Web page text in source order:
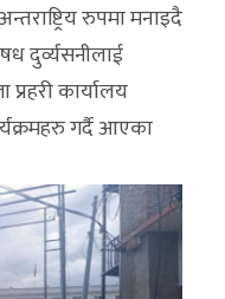
रुपमा मनाइदै
दुर्व्यसनीलाई
प्रहरी कार्यालय
गर्दै आएका